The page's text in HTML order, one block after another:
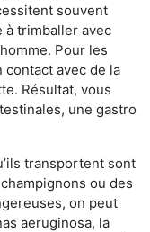
souvent
à trimballer avec
Pour les
avec de la
Résultat, vous
une gastro
transportent sont
ou des
on peut
aeruginosa, la